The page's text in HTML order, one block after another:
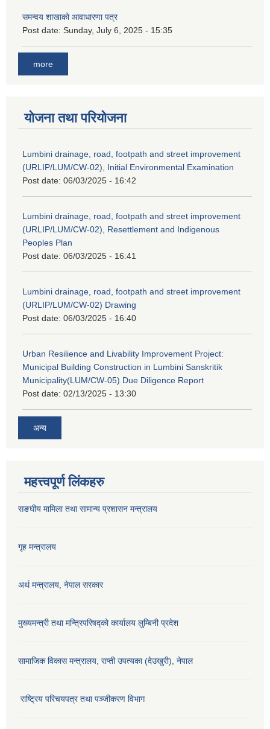
समन्वय शाखाको आवाधारणा पत्र
Post date: Sunday, July 6, 2025 - 15:35
more
योजना तथा परियोजना
Lumbini drainage, road, footpath and street improvement
(URLIP/LUM/CW-02), Initial Environmental Examination
Post date: 06/03/2025 - 16:42
Lumbini drainage, road, footpath and street improvement
(URLIP/LUM/CW-02), Resettlement and Indigenous
Peoples Plan
Post date: 06/03/2025 - 16:41
Lumbini drainage, road, footpath and street improvement
(URLIP/LUM/CW-02) Drawing
Post date: 06/03/2025 - 16:40
Urban Resilience and Livability Improvement Project:
Municipal Building Construction in Lumbini Sanskritik
Municipality(LUM/CW-05) Due Diligence Report
Post date: 02/13/2025 - 13:30
अन्य
महत्त्वपूर्ण लिंकहरु
सङघीय मामिला तथा सामान्य प्रशासन मन्‍त्रालय
गृह मन्त्रालय
अर्थ मन्त्रालय, नेपाल सरकार
मुख्यमन्त्री तथा मन्त्रिपरिषद्को कार्यालय लुम्बिनी प्रदेश
सामाजिक विकास मन्‍‍त्रालय, राप्ती उपत्यका (देउखुरी), नेपाल
राष्ट्रिय परिचयपत्र तथा पञ्जीकरण विभाग